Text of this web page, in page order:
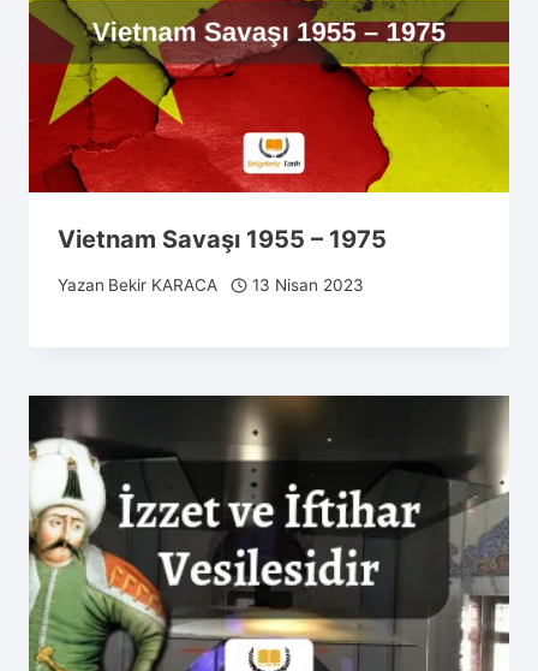
Vietnam Savaşı 1955 – 1975
Yazan Bekir KARACA 13 Nisan 2023